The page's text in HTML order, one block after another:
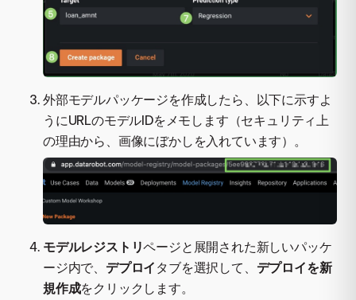
外部モデルパッケージを作成したら、以下に示すよ
うにURLのモデルIDをメモします（セキュリティ上
の理由から、画像にぼかしを入れています）。
モデルレジストリページと展開された新しいパッケ
ージ内で、 デプロイ タブを選択して、 デプロイを新
規作成をクリックします。